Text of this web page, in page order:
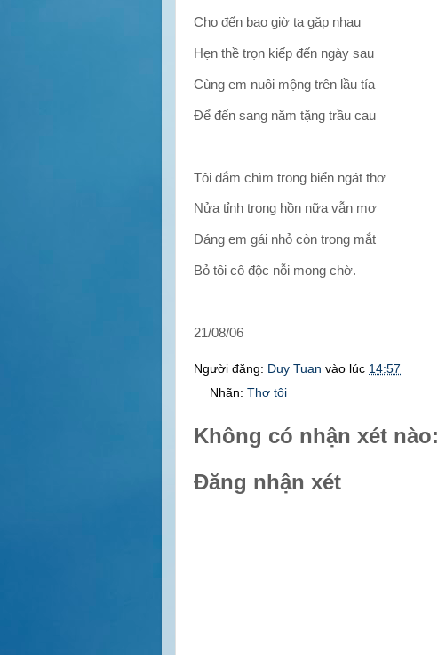
Cho đến bao giờ ta gặp nhau
Hẹn thề trọn kiếp đến ngày sau
Cùng em nuôi mộng trên lầu tía
Để đến sang năm tặng trầu cau
Tôi đắm chìm trong biển ngát thơ
Nửa tỉnh trong hồn nữa vẫn mơ
Dáng em gái nhỏ còn trong mắt
Bỏ tôi cô độc nỗi mong chờ.
21/08/06
Người đăng: Duy Tuan vào lúc 14:57
Nhãn: Thơ tôi
Không có nhận xét nào:
Đăng nhận xét